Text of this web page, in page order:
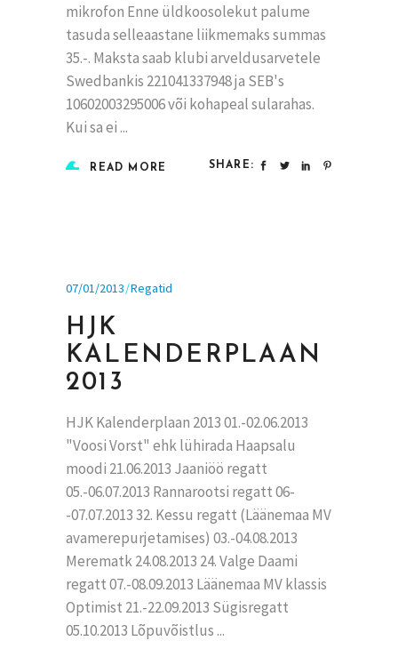
mikrofon Enne üldkoosolekut palume
tasuda selleaastane liikmemaks summas
35.-. Maksta saab klubi arveldusarvetele
Swedbankis 221041337948 ja SEB's
10602003295006 või kohapeal sularahas.
Kui sa ei
READ MORE SHARE:
07/01/2013 Regatid
HJK
KALENDERPLAAN
2013
HJK Kalenderplaan 2013 01.-02.06.2013
"Voosi Vorst" ehk lühirada Haapsalu
moodi 21.06.2013 Jaaniöö regatt
05.-06.07.2013 Rannarootsi regatt 06-
-07.07.2013 32. Kessu regatt (Läänemaa MV
avamerepurjetamises) 03.-04.08.2013
Merematk 24.08.2013 24. Valge Daami
regatt 07.-08.09.2013 Läänemaa MV klassis
Optimist 21.-22.09.2013 Sügisregatt
05.10.2013 Lõpuvõistlus